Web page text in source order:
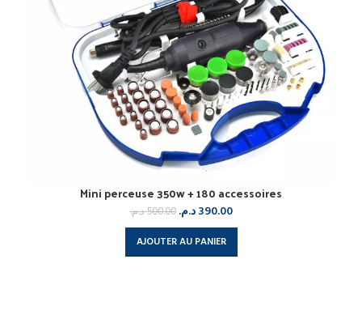
Mini perceuse 350w + 180 accessoires
500.00د.م. 390.00د.م.
AJOUTER AU PANIER